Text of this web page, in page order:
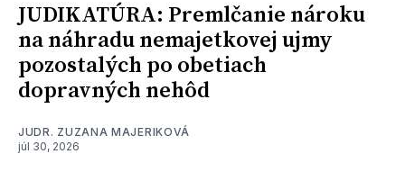
JUDIKATÚRA: Premlčanie nároku
na náhradu nemajetkovej ujmy
pozostalých po obetiach
dopravných nehôd
JUDR. ZUZANA MAJERIKOVÁ
júl 30, 2026